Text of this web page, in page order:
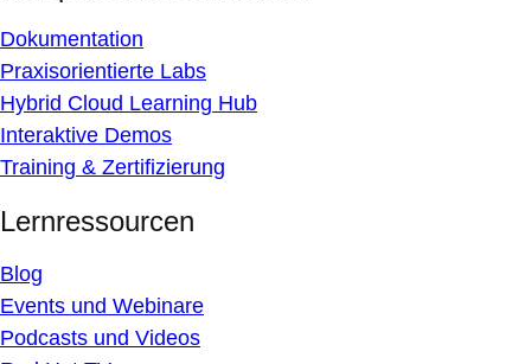
Dokumentation
Praxisorientierte Labs
Hybrid Cloud Learning Hub
Interaktive Demos
Training & Zertifizierung
Lernressourcen
Blog
Events und Webinare
Podcasts und Videos